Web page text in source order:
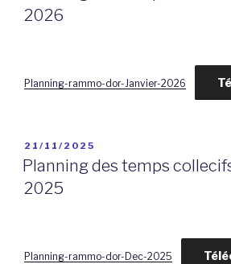
2026
Planning-rammo-dor-Janvier-2026
PUBLIÉ
LE
21/11/2025
Planning des temps
2025
Planning-rammo-dor-Dec-2025